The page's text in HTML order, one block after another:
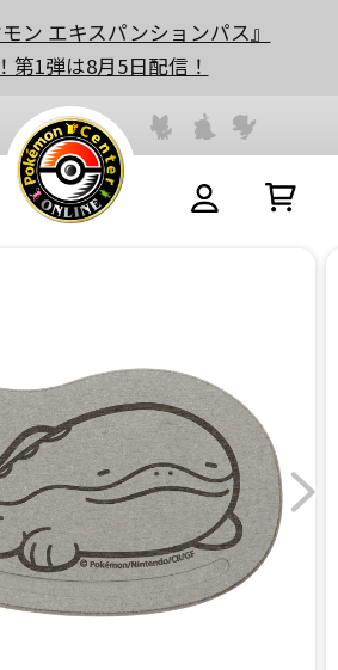
ン エキスパンションパス』
第1弾は8月5日配信！